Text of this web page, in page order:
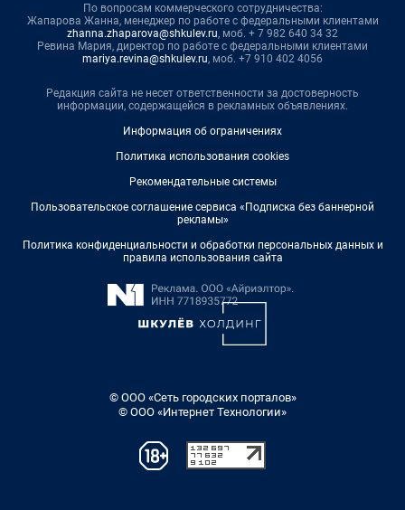
По вопросам коммерческого сотрудничества:
Жапарова Жанна, менеджер по работе с федеральными клиентами
zhanna.zhaparova@shkulev.ru, моб. + 7 982 640 34 32
Ревина Мария, директор по работе с федеральными клиентами
mariya.revina@shkulev.ru, моб. +7 910 402 4056
Редакция сайта не несет ответственности за достоверность
информации, содержащейся в рекламных объявлениях.
Информация об ограничениях
Политика использования cookies
Рекомендательные системы
Пользовательское соглашение сервиса «Подписка без баннерной
рекламы»
Политика конфиденциальности и обработки персональных данных и
правила использования сайта
© ООО «Сеть городских порталов»
© ООО «Интернет Технологии»